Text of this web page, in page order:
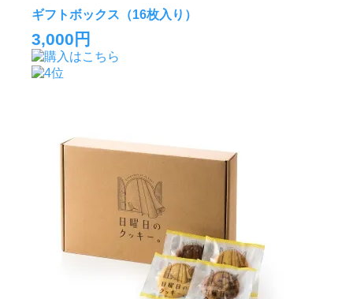
ギフトボックス（16枚入り）
3,000円